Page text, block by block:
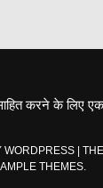
करने के लिए
WORDPRESS
AMPLE THEMES.